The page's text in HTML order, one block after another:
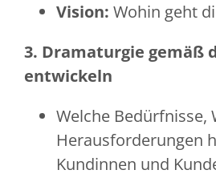
Vision: Wohin geht
3. Dramaturgie gemäß
entwickeln
Welche Bedürfnisse,
Herausforderungen
Kundinnen und